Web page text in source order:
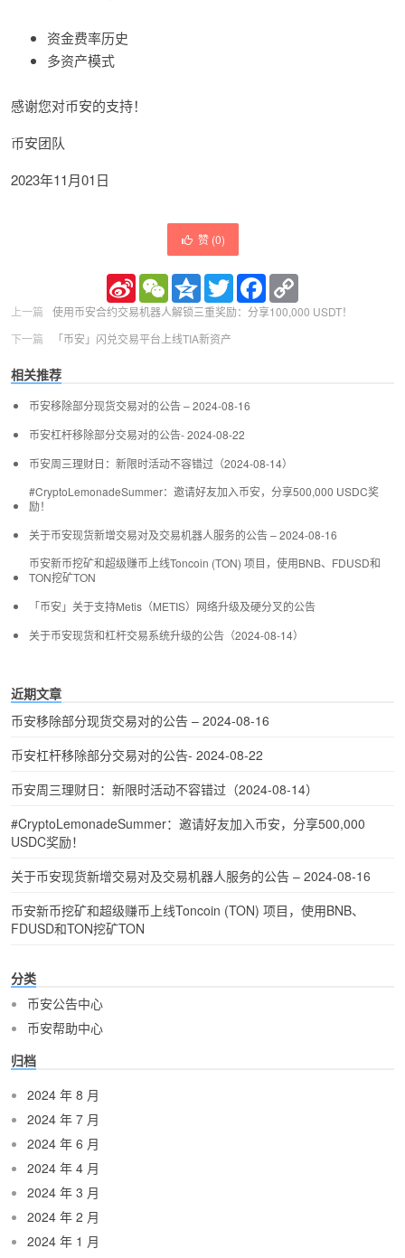
资金费率历史
多资产模式
感谢您对币安的支持！
币安团队
2023年11月01日
赞 (0)
Sina
Weibo
WeChatQzoneTwitterFacebook
上一篇
使用币安合约交易机器人解锁三重奖励：分享100,000 USDT！
下一篇
「币安」闪兑交易平台上线TIA新资产
相关推荐
币安移除部分现货交易对的公告 – 2024-08-16
币安杠杆移除部分交易对的公告- 2024-08-22
币安周三理财日：新限时活动不容错过（2024-08-14）
#CryptoLemonadeSummer：邀请好友加入币安，分享500,000 USDC奖
励！
关于币安现货新增交易对及交易机器人服务的公告 – 2024-08-16
币安新币挖矿和超级赚币上线Toncoin (TON) 项目，使用BNB、FDUSD和
TON挖矿TON
「币安」关于支持Metis（METIS）网络升级及硬分叉的公告
关于币安现货和杠杆交易系统升级的公告（2024-08-14）
近期文章
币安移除部分现货交易对的公告 – 2024-08-16
币安杠杆移除部分交易对的公告- 2024-08-22
币安周三理财日：新限时活动不容错过（2024-08-14）
#CryptoLemonadeSummer：邀请好友加入币安，分享500,000
USDC奖励！
关于币安现货新增交易对及交易机器人服务的公告 – 2024-08-16
币安新币挖矿和超级赚币上线Toncoin (TON) 项目，使用BNB、
FDUSD和TON挖矿TON
分类
币安公告中心
币安帮助中心
归档
2024 年 8 月
2024 年 7 月
2024 年 6 月
2024 年 4 月
2024 年 3 月
2024 年 2 月
2024 年 1 月